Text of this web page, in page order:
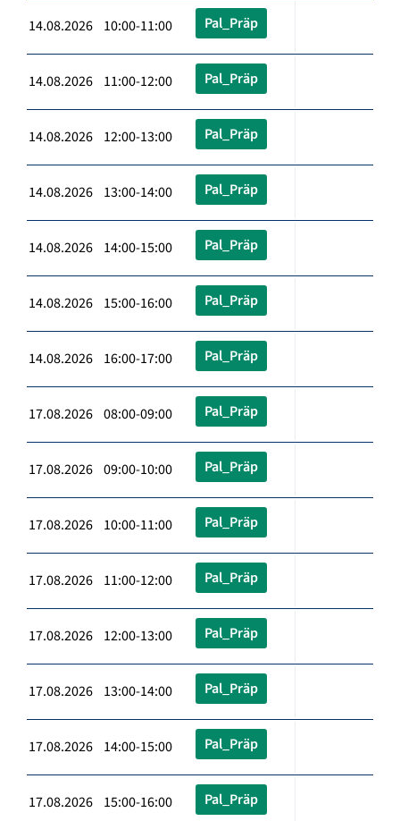
14.08.2026 10:00-11:00 Pal_Präp
14.08.2026 11:00-12:00 Pal_Präp
14.08.2026 12:00-13:00 Pal_Präp
14.08.2026 13:00-14:00 Pal_Präp
14.08.2026 14:00-15:00 Pal_Präp
14.08.2026 15:00-16:00 Pal_Präp
14.08.2026 16:00-17:00 Pal_Präp
17.08.2026 08:00-09:00 Pal_Präp
17.08.2026 09:00-10:00 Pal_Präp
17.08.2026 10:00-11:00 Pal_Präp
17.08.2026 11:00-12:00 Pal_Präp
17.08.2026 12:00-13:00 Pal_Präp
17.08.2026 13:00-14:00 Pal_Präp
17.08.2026 14:00-15:00 Pal_Präp
17.08.2026 15:00-16:00 Pal_Präp